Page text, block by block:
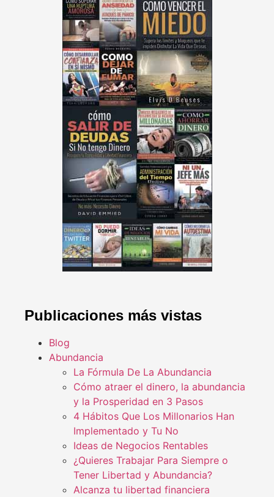
Publicaciones más vistas
Blog
Abundancia
La Fórmula De La Abundancia
Cómo atraer el dinero, la abundancia
y la Prosperidad en 3 Pasos
4 Hábitos Que Los Millonarios Han
Implementado y Tu No
Ideas de Negocios Rentables
¿Quieres Trabajar Para Siempre o
Tener Libertad y Abundancia?
Alcanza tu libertad financiera